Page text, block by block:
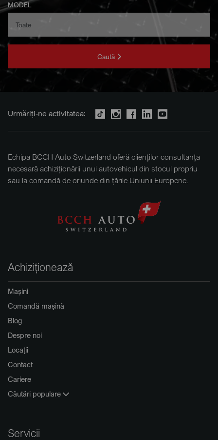
MODEL
Caută
Urmăriți-ne activitatea:
Echipa BCCH Auto Switzerland oferă clienților consultanța
necesară achiziționării unui autovehicul din stocul propriu
sau la comandă de oriunde din țările Uniunii Europene.
Achiziționează
Mașini
Comandă mașină
Blog
Despre noi
Locații
Contact
Cariere
Căutări populare
Servicii